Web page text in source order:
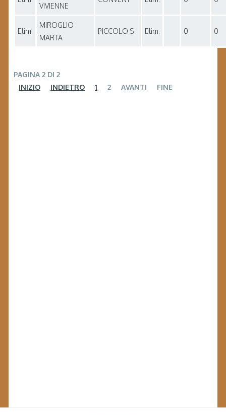
VIVIENNE
Elim.
MIROGLIO
MARTA
PICCOLO S Elim. 0 0
PAGINA 2 DI 2
INIZIO
INDIETRO 1 2 AVANTI FINE